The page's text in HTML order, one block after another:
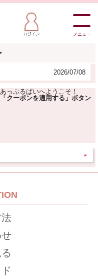
メニュー
2026/07/08
っぷるぱいへようこそ！
クーポンを適用する」ボタン